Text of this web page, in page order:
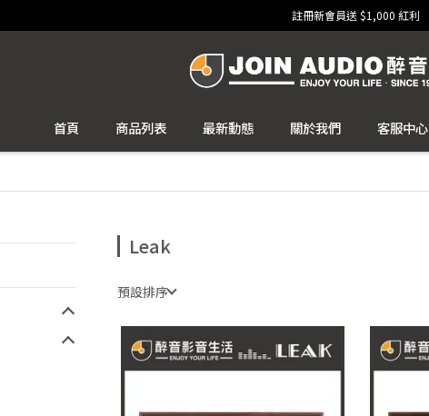
註冊新會員送 $1,000 紅利
首頁 商品列表 最新動態 關於我們 客服中心
Leak
預設排序